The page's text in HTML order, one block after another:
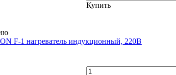
Купить
F-1 нагреватель индукционный, 220В